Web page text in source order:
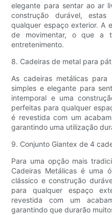
elegante para sentar ao ar
construção durável,
qualquer espaço exterior. A
de movimentar, o que a
entretenimento.
8. Cadeiras de metal para
As cadeiras metálicas para
simples e elegante para
intemporal e uma
perfeitas para qualquer
é revestida com um
garantindo uma utilização
9. Conjunto Giantex de 4
Para uma opção mais
Cadeiras Metálicas é uma
clássico e construção
para qualquer espaço
revestida com um
garantindo que durarão